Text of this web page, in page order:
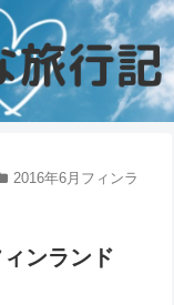
2016年6月フィンラ
ンランド